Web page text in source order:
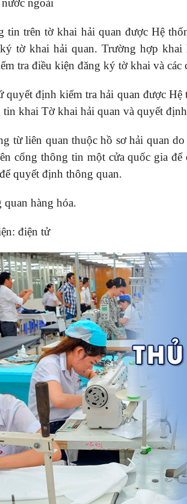
ngoài
tin trên tờ khai hải quan được Hệ
tờ khai hải quan. Trường hợp
tra điều kiện đăng ký tờ khai và các
quyết định kiểm tra hải quan được
tin khai Tờ khai hải quan và quyết
từ liên quan thuộc hồ sơ hải quan
cổng thông tin một cửa quốc gia
quyết định thông quan.
quan hàng hóa.
điện tử